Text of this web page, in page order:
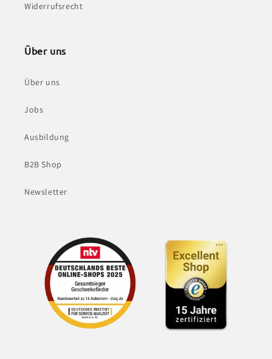
Widerrufsrecht
Über uns
Über uns
Jobs
Ausbildung
B2B Shop
Newsletter